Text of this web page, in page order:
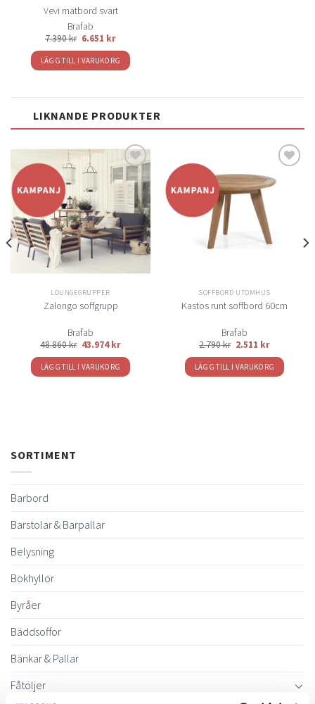
Vevi matbord svart
Brafab
7.390kr 6.651 kr
LÄGG TILL I VARUKORG
LIKNANDE PRODUKTER
Lägg
till i
önskelistan
LOUNGEGRUPPER
Zalongo soffgrupp
Brafab
48.860kr 43.974kr
LÄGG TILL I VARUKORG
önskelistan
SOFFBORD UTOMHUS
Kastos runt soffbord 60cm
Brafab
2.790kr 2.511 kr
LÄGG TILL I VARUKORG
SORTIMENT
Barbord
Barstolar & Barpallar
Belysning
Bokhyllor
Byråer
Bäddsoffor
Bänkar & Pallar
Fåtöljer